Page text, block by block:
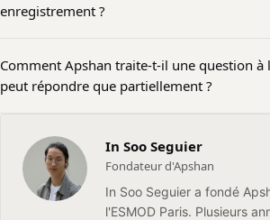
enregistrement ?
Comment Apshan traite-t-il une question à
peut répondre que partiellement ?
In Soo Seguier
Fondateur d'Apshan
In Soo Seguier a fondé
l'ESMOD Paris. Plusieurs